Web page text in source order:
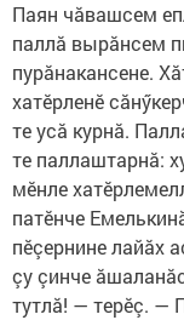
Паян чăвашсем
паллă вырăнсем
пурăнакансене.
хатӗрленӗ
те усă курнă.
те паллаштарнă:
мӗнле
патӗнче
пӗçернине лайăх
çу çинче
тутлă! — терӗç. —